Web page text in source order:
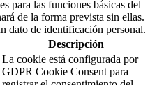
para las funciones básicas del
de la forma prevista sin ellas.
dato de identificación personal.
Descripción
La cookie está configurada por
GDPR Cookie Consent para